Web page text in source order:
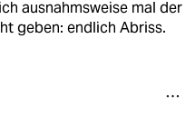
ausnahmsweise mal der
geben: endlich Abriss.